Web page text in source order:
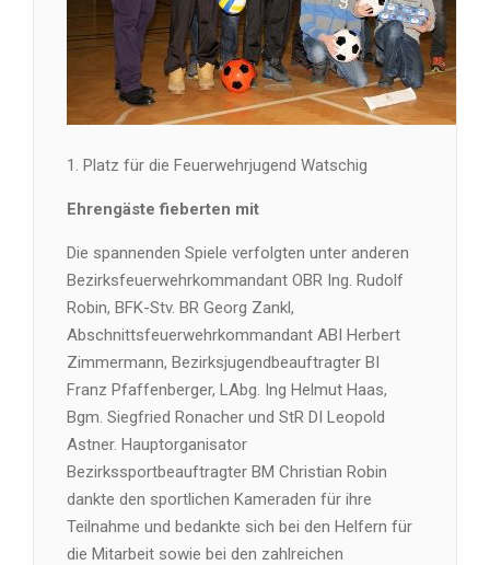
1. Platz für die Feuerwehrjugend Watschig
Ehrengäste fieberten mit
Die spannenden Spiele verfolgten unter anderen
Bezirksfeuerwehrkommandant OBR Ing. Rudolf
Robin, BFK-Stv. BR Georg Zankl,
Abschnittsfeuerwehrkommandant ABI Herbert
Zimmermann, Bezirksjugendbeauftragter BI
Franz Pfaffenberger, LAbg. Ing Helmut Haas,
Bgm. Siegfried Ronacher und StR DI Leopold
Astner. Hauptorganisator
Bezirkssportbeauftragter BM Christian Robin
dankte den sportlichen Kameraden für ihre
Teilnahme und bedankte sich bei den Helfern für
die Mitarbeit sowie bei den zahlreichen